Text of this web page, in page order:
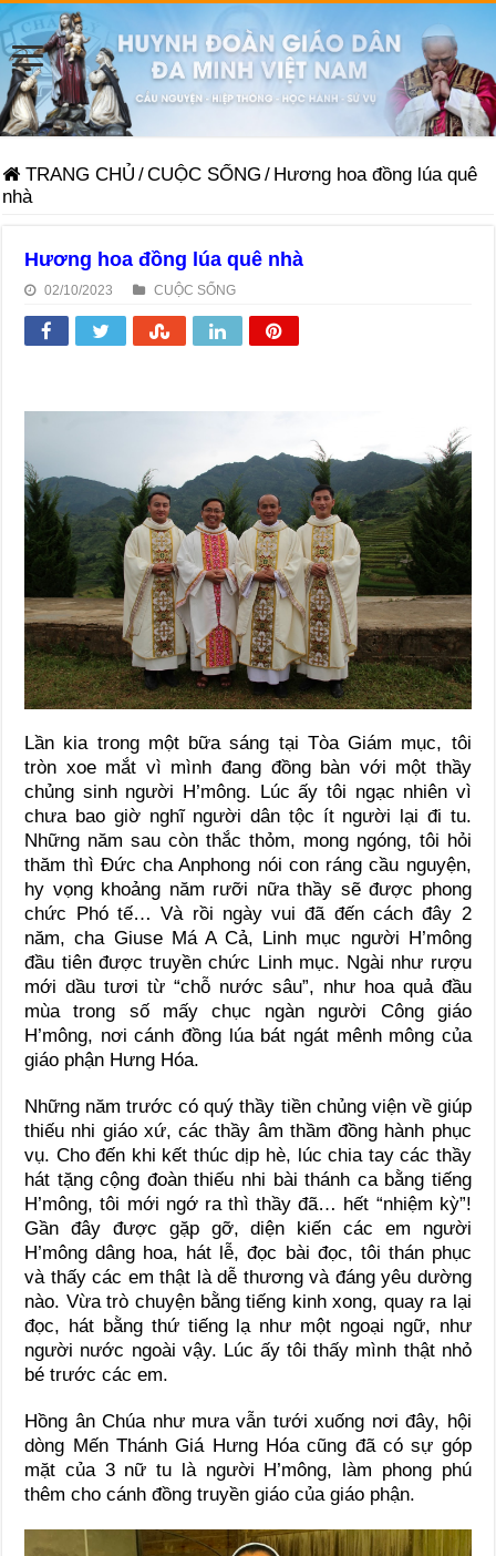
TRANG CHỦ /CUỘC SỐNG / Hương hoa đồng lúa quê
nhà
Hương hoa đồng lúa quê nhà
02/10/2023 CUỘC SỐNG
Lần kia trong một bữa sáng tại Tòa Giám mục, tôi
tròn xoe mắt vì mình đang đồng bàn với một thầy
chủng sinh người H’mông. Lúc ấy tôi ngạc nhiên vì
chưa bao giờ nghĩ người dân tộc ít người lại đi tu.
Những năm sau còn thắc thỏm, mong ngóng, tôi hỏi
thăm thì Đức cha Anphong nói con ráng cầu nguyện,
hy vọng khoảng năm rưỡi nữa thầy sẽ được phong
chức Phó tế… Và rồi ngày vui đã đến cách đây 2
năm, cha Giuse Má A Cả, Linh mục người H’mông
đầu tiên được truyền chức Linh mục. Ngài như rượu
mới dầu tươi từ “chỗ nước sâu”, như hoa quả đầu
mùa trong số mấy chục ngàn người Công giáo
H’mông, nơi cánh đồng lúa bát ngát mênh mông của
giáo phận Hưng Hóa.
Những năm trước có quý thầy tiền chủng viện về giúp
thiếu nhi giáo xứ, các thầy âm thầm đồng hành phục
vụ. Cho đến khi kết thúc dịp hè, lúc chia tay các thầy
hát tặng cộng đoàn thiếu nhi bài thánh ca bằng tiếng
H’mông, tôi mới ngớ ra thì thầy đã… hết “nhiệm kỳ”!
Gần đây được gặp gỡ, diện kiến các em người
H’mông dâng hoa, hát lễ, đọc bài đọc, tôi thán phục
và thấy các em thật là dễ thương và đáng yêu dường
nào. Vừa trò chuyện bằng tiếng kinh xong, quay ra lại
đọc, hát bằng thứ tiếng lạ như một ngoại ngữ, như
người nước ngoài vậy. Lúc ấy tôi thấy mình thật nhỏ
bé trước các em.
Hồng ân Chúa như mưa vẫn tưới xuống nơi đây, hội
dòng Mến Thánh Giá Hưng Hóa cũng đã có sự góp
mặt của 3 nữ tu là người H’mông, làm phong phú
thêm cho cánh đồng truyền giáo của giáo phận.